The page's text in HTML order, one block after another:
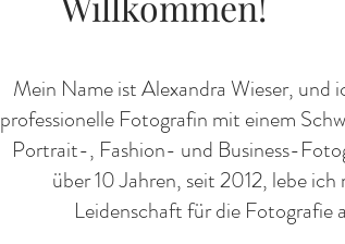
Mein Name ist Alexandra Wieser, und
professionelle Fotografin mit einem
Portrait-, Fashion- und Business-
über 10 Jahren, seit 2012, lebe ich
Leidenschaft für die Fotografie